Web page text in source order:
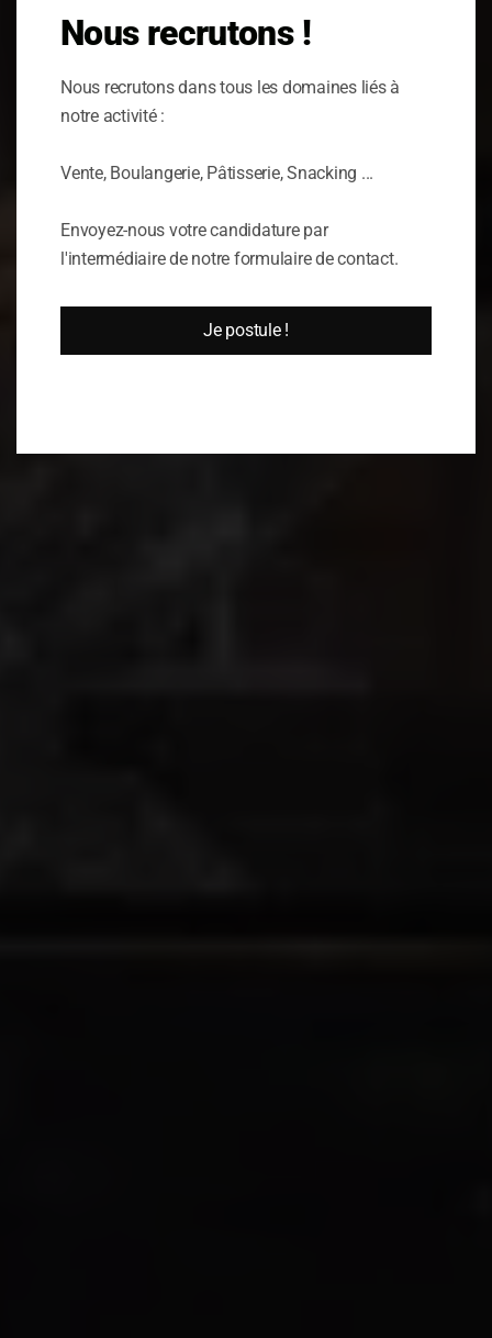
NATUREL
Artisan
Boulanger
Pâtissier
Nous recrutons !
Nous recrutons dans tous les domaines liés à
notre activité :
Vente, Boulangerie, Pâtisserie, Snacking ...
Envoyez-nous votre candidature par
l'intermédiaire de notre formulaire de contact.
Je postule !